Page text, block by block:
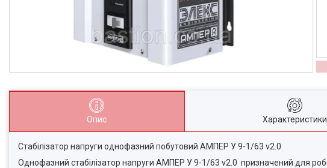
Опис Характеристики
Стабілізатор напруги однофазний побутовий АМПЕР У 9-1/63 v2.0
Однофазний стабілізатор напруги АМПЕР У 9-1/63 v2.0 призначений для